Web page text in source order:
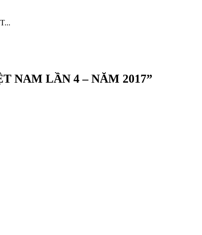
NAM LẦN 4 – NĂM 2017”